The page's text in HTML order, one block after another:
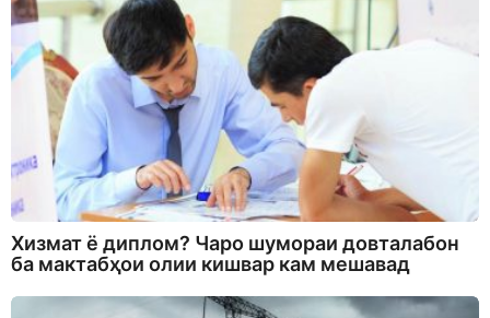
Хизмат ё диплом? Чаро шумораи довталабон
ба мактабҳои олии кишвар кам мешавад